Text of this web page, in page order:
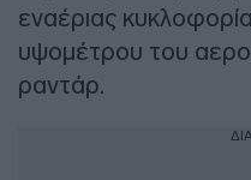
εναέριας
υψομέτρου του
ραντάρ.